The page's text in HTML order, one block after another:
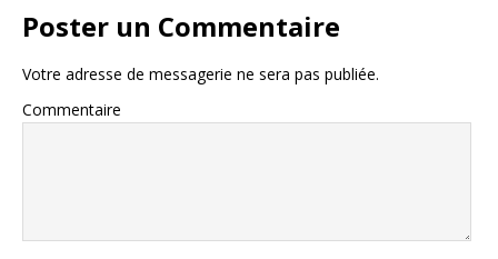
Poster un Commentaire
Votre adresse de messagerie ne sera pas publiée.
Commentaire